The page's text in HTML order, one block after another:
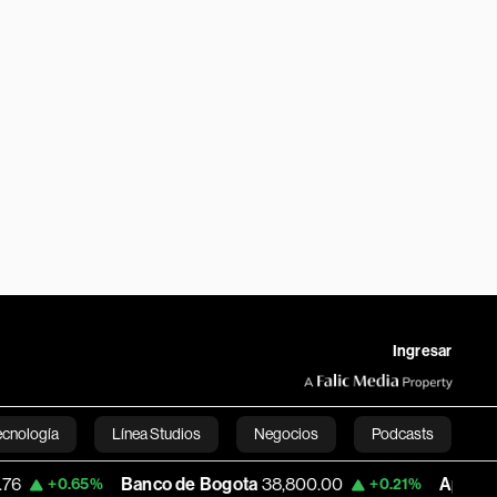
Ingresar
Línea Studios Negocios Podcasts
English
Banco de Bogota 38,800.00 +0.21% Apple 304.975